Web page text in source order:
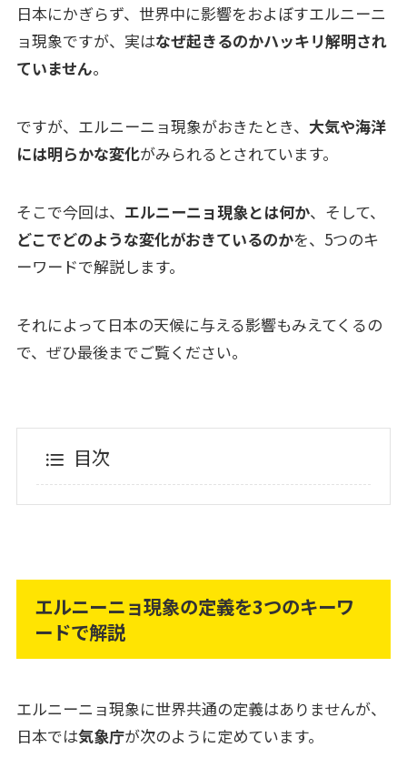
日本にかぎらず、世界中に影響をおよぼすエルニーニ
ョ現象ですが、実はなぜ起きるのかハッキリ解明され
ていません。
ですが、エルニーニョ現象がおきたとき、 大気や海洋
には明らかな変化がみられるとされています。
そこで今回は、 エルニーニョ現象とは何か、そして、
どこでどのような変化がおきているのかを、5つのキ
ーワードで解説します。
それによって日本の天候に与える影響もみえてくるの
で、ぜひ最後までご覧ください。
目次
エルニーニョ現象の定義を3つのキーワ
ードで解説
エルニーニョ現象に世界共通の定義はありませんが、
日本では気象庁が次のように定めています。